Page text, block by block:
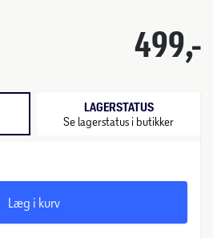
499,-
LAGERSTATUS
Se lagerstatus i butikker
Læg i kurv